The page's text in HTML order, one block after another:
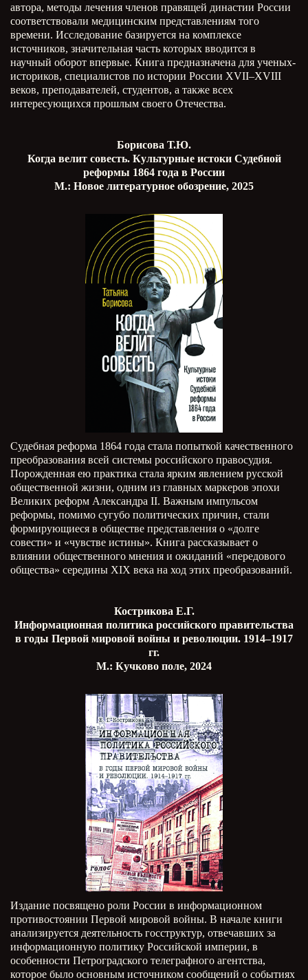
автора, методы лечения членов правящей династии России
соответствовали медицинским представлениям того
времени. Исследование базируется на комплексе
источников, значительная часть которых вводится в
научный оборот впервые. Книга предназначена для ученых-
историков, специалистов по истории России XVII–XVIII
веков, преподавателей, студентов, а также всех
интересующихся прошлым своего Отечества.
Борисова Т.Ю.
Когда велит совесть. Культурные истоки Судебной
реформы 1864 года в России
М.: Новое литературное обозрение, 2025
Судебная реформа 1864 года стала попыткой качественного
преобразования всей системы российского правосудия.
Порожденная ею практика стала ярким явлением русской
общественной жизни, одним из главных маркеров эпохи
Великих реформ Александра II. Важным импульсом
реформы, помимо сугубо политических причин, стали
формирующиеся в обществе представления о «долге
совести» и «чувстве истины». Книга рассказывает о
влиянии общественного мнения и ожиданий «передового
общества» середины XIX века на ход этих преобразований.
Кострикова Е.Г.
Информационная политика российского правительства
в годы Первой мировой войны и революции. 1914–1917
гг.
М.: Кучково поле, 2024
Издание посвящено роли России в информационном
противостоянии Первой мировой войны. В начале книги
анализируется деятельность госструктур, отвечавших за
информационную политику Российской империи, в
особенности Петроградского телеграфного агентства,
которое было основным источником сообщений о событиях